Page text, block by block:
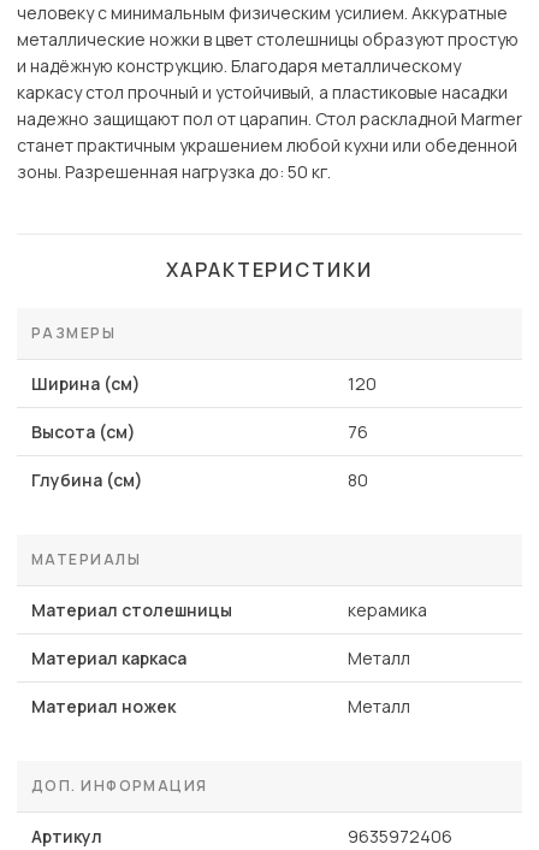
человеку с минимальным физическим усилием. Аккуратные
металлические ножки в цвет столешницы образуют простую
и надёжную конструкцию. Благодаря металлическому
каркасу стол прочный и устойчивый, а пластиковые насадки
надежно защищают пол от царапин. Стол раскладной Marmer
станет практичным украшением любой кухни или обеденной
зоны. Разрешенная нагрузка до: 50 кг.
ХАРАКТЕРИСТИКИ
РАЗМЕРЫ
Ширина (см) 120
Высота (см) 76
Глубина (см) 80
МАТЕРИАЛЫ
Материал столешницы керамика
Материал каркаса Металл
Материал ножек Металл
ДОП. ИНФОРМАЦИЯ
Артикул 9635972406